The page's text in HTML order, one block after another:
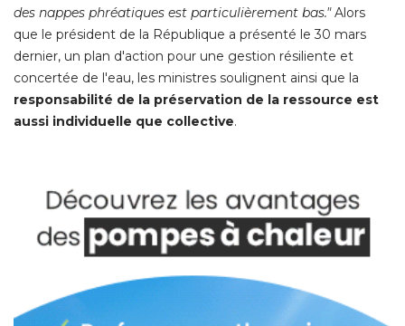
des nappes phréatiques est particulièrement bas." Alors
que le président de la République a présenté le 30 mars
dernier, un plan d'action pour une gestion résiliente et
concertée de l'eau, les ministres soulignent ainsi que la
responsabilité de la préservation de la ressource est
aussi individuelle que collective.